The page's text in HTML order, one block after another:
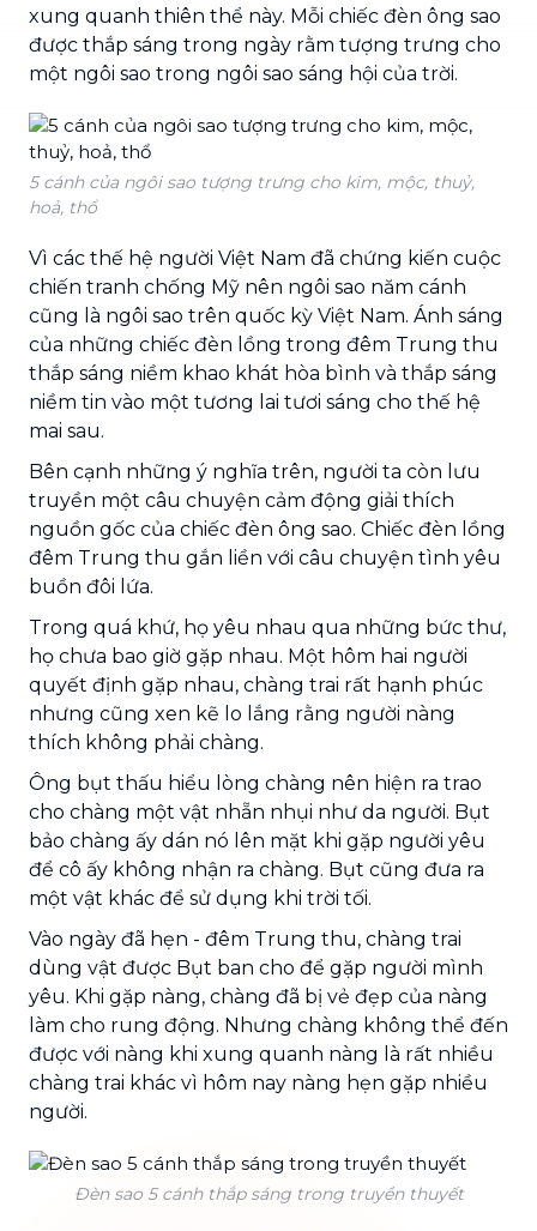
xung quanh thiên thể này. Mỗi chiếc đèn ông sao
được thắp sáng trong ngày rằm tượng trưng cho
một ngôi sao trong ngôi sao sáng hội của trời.
5 cánh của ngôi sao tượng trưng cho kim, mộc, thuỷ,
hoả, thổ
Vì các thế hệ người Việt Nam đã chứng kiến ​​cuộc
chiến tranh chống Mỹ nên ngôi sao năm cánh
cũng là ngôi sao trên quốc kỳ Việt Nam. Ánh sáng
của những chiếc đèn lồng trong đêm Trung thu
thắp sáng niềm khao khát hòa bình và thắp sáng
niềm tin vào một tương lai tươi sáng cho thế hệ
mai sau.
Bên cạnh những ý nghĩa trên, người ta còn lưu
truyền một câu chuyện cảm động giải thích
nguồn gốc của chiếc đèn ông sao. Chiếc đèn lồng
đêm Trung thu gắn liền với câu chuyện tình yêu
buồn đôi lứa.
Trong quá khứ, họ yêu nhau qua những bức thư,
họ chưa bao giờ gặp nhau. Một hôm hai người
quyết định gặp nhau, chàng trai rất hạnh phúc
nhưng cũng xen kẽ lo lắng rằng người nàng
thích không phải chàng.
Ông bụt thấu hiểu lòng chàng nên hiện ra trao
cho chàng một vật nhẵn nhụi như da người. Bụt
bảo chàng ấy dán nó lên mặt khi gặp người yêu
để cô ấy không nhận ra chàng. Bụt cũng đưa ra
một vật khác để sử dụng khi trời tối.
Vào ngày đã hẹn - đêm Trung thu, chàng trai
dùng vật được Bụt ban cho để gặp người mình
yêu. Khi gặp nàng, chàng đã bị vẻ đẹp của nàng
làm cho rung động. Nhưng chàng không thể đến
được với nàng khi xung quanh nàng là rất nhiều
chàng trai khác vì hôm nay nàng hẹn gặp nhiều
người.
Đèn sao 5 cánh thắp sáng trong truyền thuyết